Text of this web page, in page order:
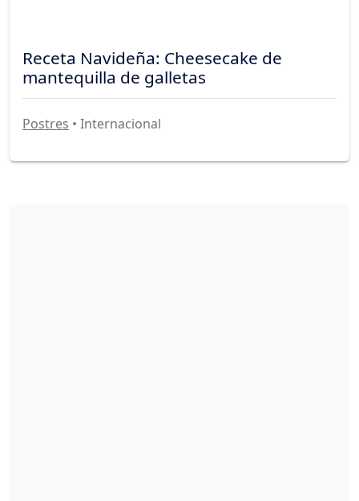
Receta Navideña: Cheesecake de
mantequilla de galletas
Postres • Internacional